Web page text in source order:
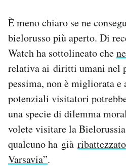
È meno chiaro se ne
bielorusso più aperto. Di
Watch ha sottolineato che
relativa ai diritti umani nel
pessima, non è migliorata e
potenziali visitatori
una specie di dilemma
volete visitare la
qualcuno ha già
Varsavia”.